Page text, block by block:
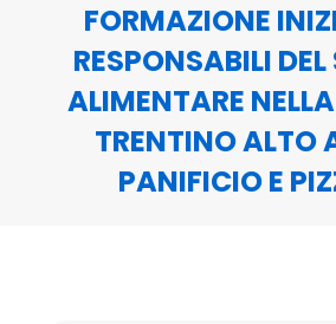
FORMAZIONE
RESPONSABILI DEL
ALIMENTARE
TRENTINO ALTO
PANIFICIO E